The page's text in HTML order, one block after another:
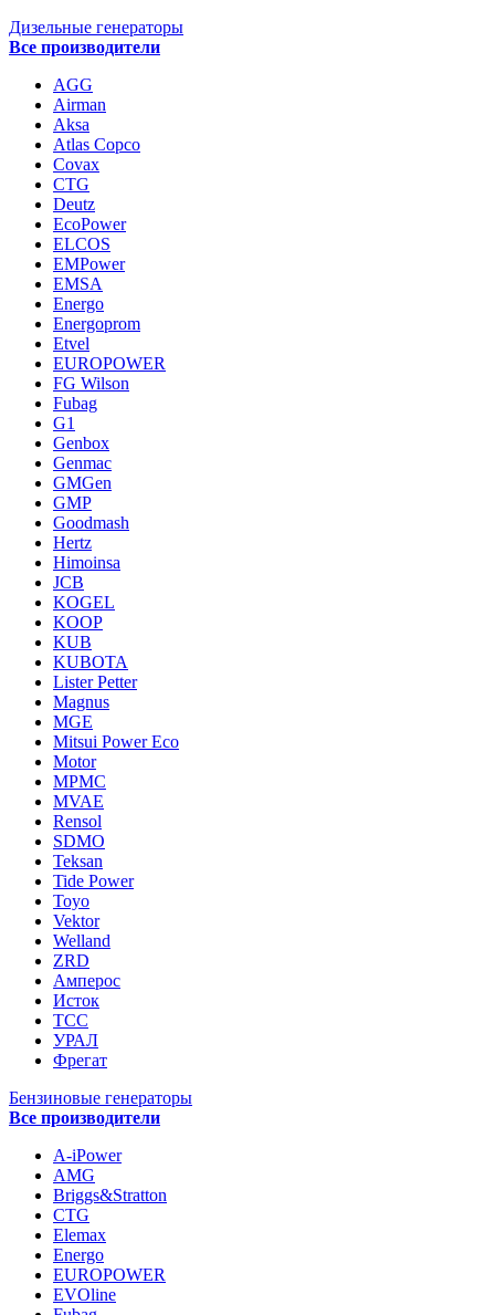
Дизельные генераторы
Все производители
AGG
Airman
Aksa
Atlas Copco
Covax
CTG
Deutz
EcoPower
ELCOS
EMPower
EMSA
Energo
Energoprom
Etvel
EUROPOWER
FG Wilson
Fubag
G1
Genbox
Genmac
GMGen
GMP
Goodmash
Hertz
Himoinsa
JCB
KOGEL
KOOP
KUB
KUBOTA
Lister Petter
Magnus
MGE
Mitsui Power Eco
Motor
MPMC
MVAE
Rensol
SDMO
Teksan
Tide Power
Toyo
Vektor
Welland
ZRD
Амперос
Исток
ТСС
УРАЛ
Фрегат
Бензиновые генераторы
Все производители
A-iPower
AMG
Briggs&Stratton
CTG
Elemax
Energo
EUROPOWER
EVOline